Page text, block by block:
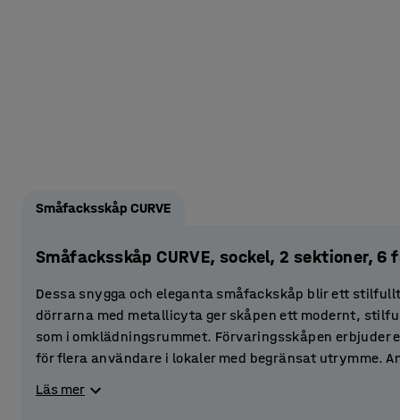
Småfacksskåp CURVE
Småfacksskåp CURVE, sockel, 2 sektioner,
Dessa snygga och eleganta småfackskåp blir ett
dörrarna med metallicyta ger skåpen ett modernt,
som i omklädningsrummet. Förvaringsskåpen
för flera användare i lokaler med begränsat utrymme.
erbjuda besökare en plats att förvara kläder och
Läs mer